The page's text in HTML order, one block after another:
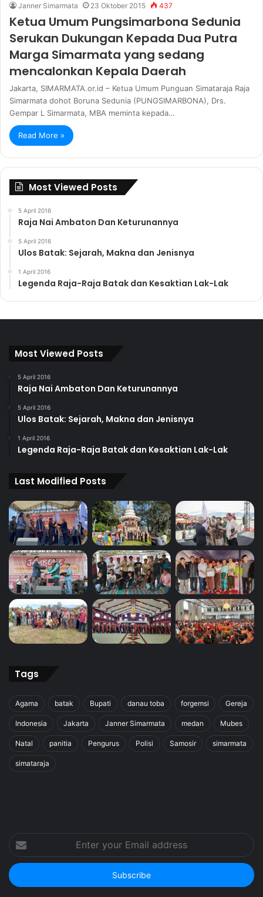
Janner Simarmata 23 Oktober 2015 437
Ketua Umum Pungsimarbona Sedunia
Serukan Dukungan Kepada Dua Putra
Marga Simarmata yang sedang
mencalonkan Kepala Daerah
Jakarta, SIMARMATA.or.id – Ketua Umum Punguan Simataraja Raja
Simarmata dohot Boruna Sedunia (PUNGSIMARBONA), Drs.
Gempar L Simarmata, MBA meminta kepada…
Read More »
Most Viewed Posts
5 April 2016
Raja Nai Ambaton Dan Keturunannya
5 April 2016
Ulos Batak: Sejarah, Makna dan Jenisnya
1 April 2016
Legenda Raja-Raja Batak dan Kesaktian Lak-Lak
Most Viewed Posts
5 April 2016
Raja Nai Ambaton Dan Keturunannya
5 April 2016
Ulos Batak: Sejarah, Makna dan Jenisnya
1 April 2016
Legenda Raja-Raja Batak dan Kesaktian Lak-Lak
Last Modified Posts
Tags
Agama batak Bupati danau toba forgemsi Gereja
Indonesia Jakarta Janner Simarmata medan Mubes
Natal panitia Pengurus Polisi Samosir simarmata
simataraja
your
Email
address